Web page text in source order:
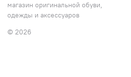
магазин оригинальной обуви,
одежды и аксессуаров
© 2026